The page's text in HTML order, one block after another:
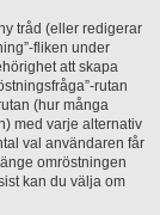
tråd (eller redigerar
fliken under
att skapa
rutan
(hur många
med varje alternativ
val användaren får
omröstningen
kan du välja om